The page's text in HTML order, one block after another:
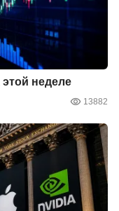
неделе
13882